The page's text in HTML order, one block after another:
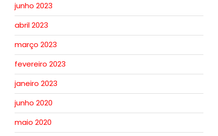
junho 2023
abril 2023
março 2023
fevereiro 2023
janeiro 2023
junho 2020
maio 2020